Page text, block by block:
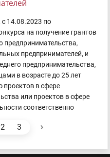
14.08.2023 по
на получение грантов
предпринимательства,
предпринимателей, и
предпринимательства,
в возрасте до 25 лет
проектов в сфере
или проектов в сфере
соответственно
2 3 ›